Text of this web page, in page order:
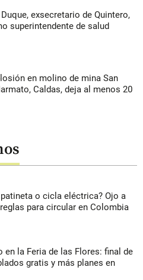
exsecretario de Quintero,
superintendente de salud
en molino de mina San
Caldas, deja al menos 20
o cicla eléctrica? Ojo a
para circular en Colombia
en la Feria de las Flores: final de
gratis y más planes en